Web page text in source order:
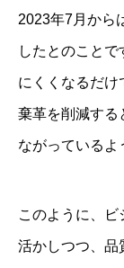
2023年7月から
したとのこと
にくくなるだけ
棄革を削減する
ながっているよ
このように、
活かしつつ、品